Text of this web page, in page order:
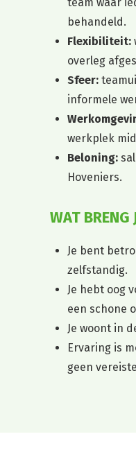
behandeld.
Flexibiliteit:
overleg
Sfeer:
informele
werkplek
Beloning:
Hoveniers.
WAT BRENG
Je bent
zelfstandig.
Je hebt oog
een schone
Je woont in
Ervaring is
geen